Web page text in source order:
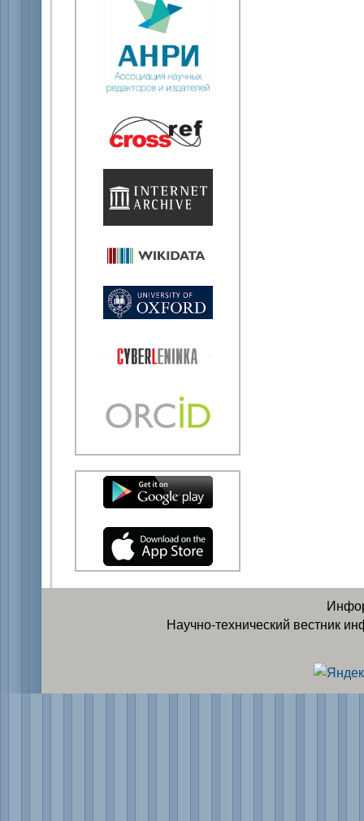
Научно-технический вестник